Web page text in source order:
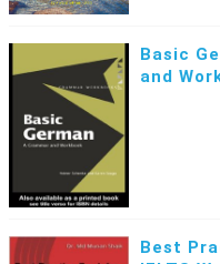
Basic
and
Best